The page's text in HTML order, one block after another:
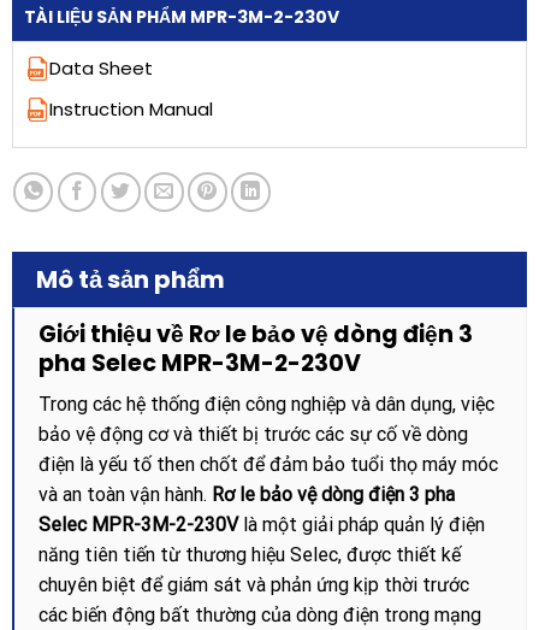
TÀI LIỆU SẢN PHẨM MPR-3M-2-230V
Data Sheet
Instruction Manual
Mô tả sản phẩm
Giới thiệu về Rơ le bảo vệ dòng điện 3
pha Selec MPR-3M-2-230V
Trong các hệ thống điện công nghiệp và dân dụng, việc
bảo vệ động cơ và thiết bị trước các sự cố về dòng
điện là yếu tố then chốt để đảm bảo tuổi thọ máy móc
và an toàn vận hành. Rơ le bảo vệ dòng điện 3 pha
Selec MPR-3M-2-230Vlà một giải pháp quản lý điện
năng tiên tiến từ thương hiệu Selec, được thiết kế
chuyên biệt để giám sát và phản ứng kịp thời trước
các biến động bất thường của dòng điện trong mạng